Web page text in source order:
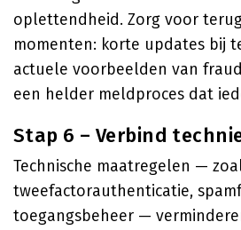
oplettendheid. Zorg voor
momenten: korte updates bij
actuele voorbeelden van
een helder meldproces dat
Stap 6 – Verbind
Technische maatregelen —
tweefactorauthenticatie,
toegangsbeheer —